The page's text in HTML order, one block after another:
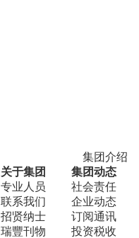
集团介绍
关于集团
专业人员
联系我们
招贤纳士
瑞豐刊物
集团动态
社会责任
企业动态
订阅通讯
投资税收